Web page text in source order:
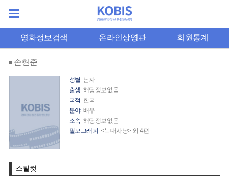
영화정보검색 온라인상영관 회원통계
손현준
성별 남자
출생 해당정보없음
국적 한국
분야 배우
소속 해당정보없음
필모그래피 <늑대사냥> 외 4편
스틸컷